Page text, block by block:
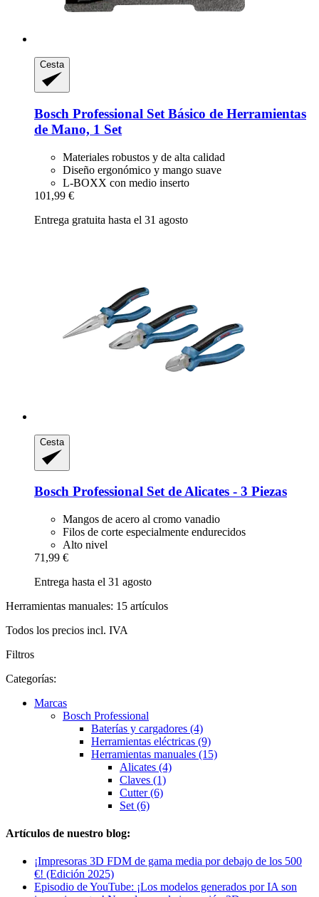
Cesta
Bosch Professional Set Básico de Herramientas
de Mano, 1 Set
Materiales robustos y de alta calidad
Diseño ergonómico y mango suave
L-BOXX con medio inserto
101,99 €
Entrega gratuita hasta el 31 agosto
Cesta
Bosch Professional Set de Alicates -​ 3 Piezas
Mangos de acero al cromo vanadio
Filos de corte especialmente endurecidos
Alto nivel
71,99 €
Entrega hasta el 31 agosto
Herramientas manuales: 15 artículos
Todos los precios incl. IVA
Filtros
Categorías:
Marcas
Bosch Professional
Baterías y cargadores (4)
Herramientas eléctricas (9)
Herramientas manuales (15)
Alicates (4)
Claves (1)
Cutter (6)
Set (6)
Artículos de nuestro blog:
¡Impresoras 3D FDM de gama media por debajo de los 500
€! (Edición 2025)
Episodio de YouTube: ¡Los modelos generados por IA son